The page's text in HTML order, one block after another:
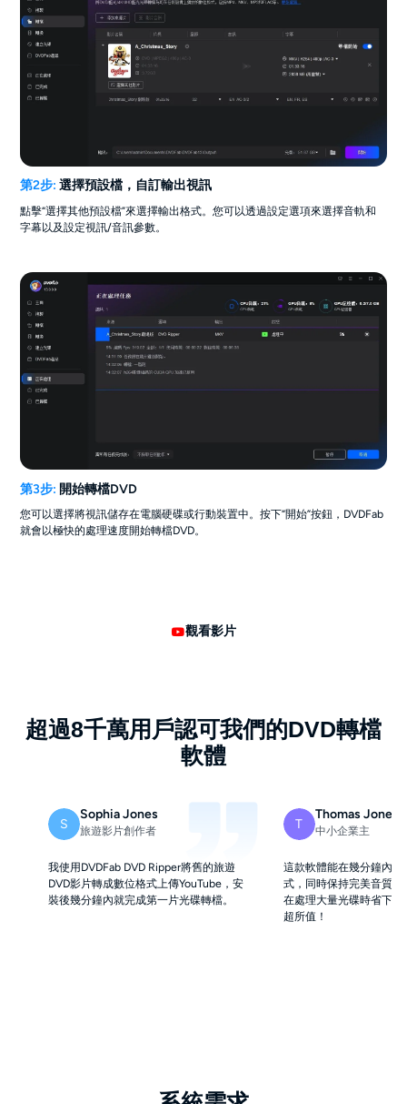
第2步: 選擇預設檔，自訂輸出視訊
點擊“選擇其他預設檔”來選擇輸出格式。您可以透過設定選項來選擇音軌和
字幕以及設定視訊/音訊參數。
第3步: 開始轉檔DVD
您可以選擇將視訊儲存在電腦硬碟或行動裝置中。按下“開始”按鈕，DVDFab
就會以極快的處理速度開始轉檔DVD。
觀看影片
超過8千萬用戶認可我們的DVD轉檔
軟體
S
Sophia Jones
旅遊影片創作者
我使用DVDFab DVD Ripper將舊的旅遊
DVD影片轉成數位格式上傳YouTube，安
裝後幾分鐘內就完成第一片光碟轉檔。
T
Thomas Jones
中小企業主
這款軟體能在幾分鐘內將
式，同時保持完美音質。
在處理大量光碟時省下許
超所值！